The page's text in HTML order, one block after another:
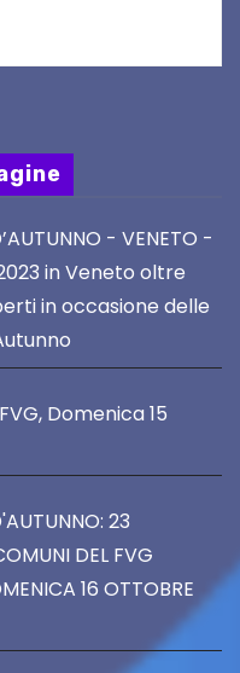
- VENETO -
in Veneto oltre
in occasione delle
Domenica 15
23
DEL FVG
16 OTTOBRE